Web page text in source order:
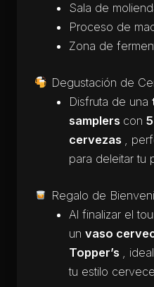
Sala de
Proceso de
Zona de
Degustación de
Disfruta de una
samplers con
cervezas
,
para deleitar tu
Regalo de
Al finalizar el
unvaso
Topper’s
,
tu estilo